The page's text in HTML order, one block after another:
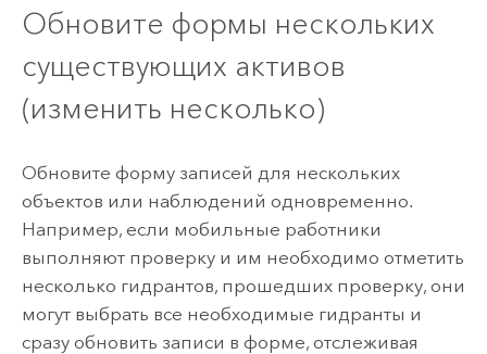
Обновите формы нескольких
существующих активов
(изменить несколько)
Обновите форму записей для нескольких
объектов или наблюдений одновременно.
Например, если мобильные работники
выполняют проверку и им необходимо отметить
несколько гидрантов, прошедших проверку, они
могут выбрать все необходимые гидранты и
сразу обновить записи в форме, отслеживая